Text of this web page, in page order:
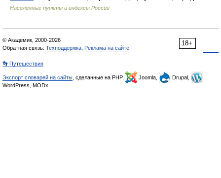
Населённые пункты и индексы России
18+
© Академик, 2000-2026
Обратная связь: Техподдержка Реклама на сайте
👣 Путешествия
Экспорт словарей на сайты , сделанные на PHP, Joomla,
Drupal,
WordPress, MODx.